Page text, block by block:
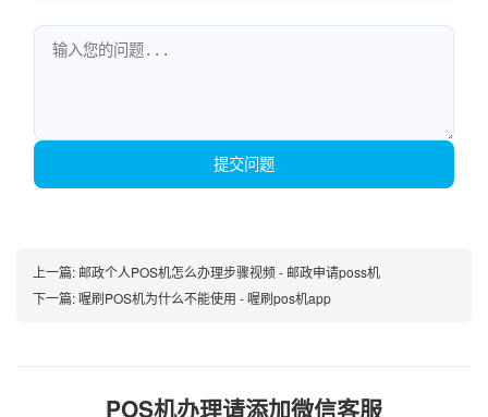
提交问题
上一篇: 邮政个人POS机怎么办理步骤视频 - 邮政申请poss机
下一篇:喔刷POS机为什么不能使用 - 喔刷pos机app
POS机办理请添加微信客服